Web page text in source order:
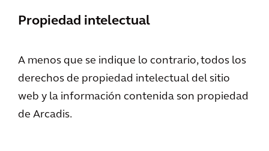
Propiedad intelectual
A menos que se indique lo contrario, todos los
derechos de propiedad intelectual del sitio
web y la información contenida son propiedad
de Arcadis.